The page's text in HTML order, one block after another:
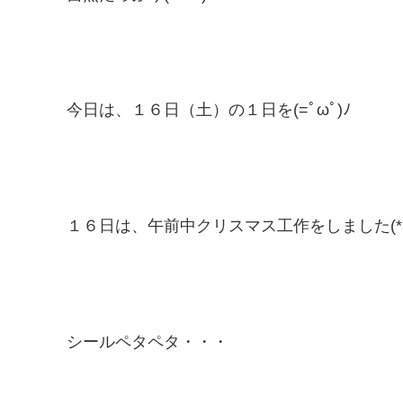
今日は、１６日（土）の１日を(=ﾟωﾟ)ﾉ
１６日は、午前中クリスマス工作をしました
シールペタペタ・・・